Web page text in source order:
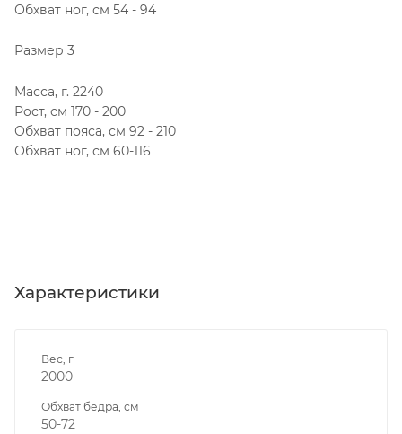
Обхват ног, см 54 - 94
Размер 3
Масса, г. 2240
Рост, см 170 - 200
Обхват пояса, см 92 - 210
Обхват ног, см 60-116
Характеристики
Вес, г
2000
Обхват бедра, см
50-72